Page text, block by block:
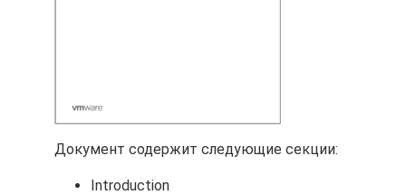
Документ содержит следующие секции:
Introduction